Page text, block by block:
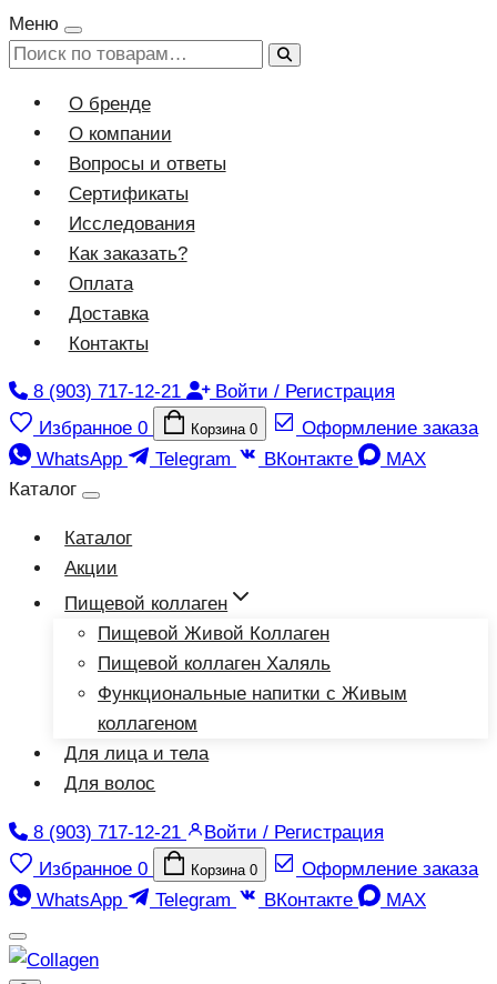
Меню
Искать:
О бренде
О компании
Вопросы и ответы
Сертификаты
Исследования
Как заказать?
Оплата
Доставка
Контакты
8 (903) 717-12-21
Войти / Регистрация
Избранное 0 Корзина 0
Оформление заказа
WhatsApp
Telegram ВКонтакте
MAX
Каталог
Каталог
Акции
Пищевой коллаген
Пищевой Живой Коллаген
Пищевой коллаген Халяль
Функциональные напитки с Живым
коллагеном
Для лица и тела
Для волос
8 (903) 717-12-21
Войти / Регистрация
Избранное 0 Корзина 0
Оформление заказа
WhatsApp
Telegram ВКонтакте MAX